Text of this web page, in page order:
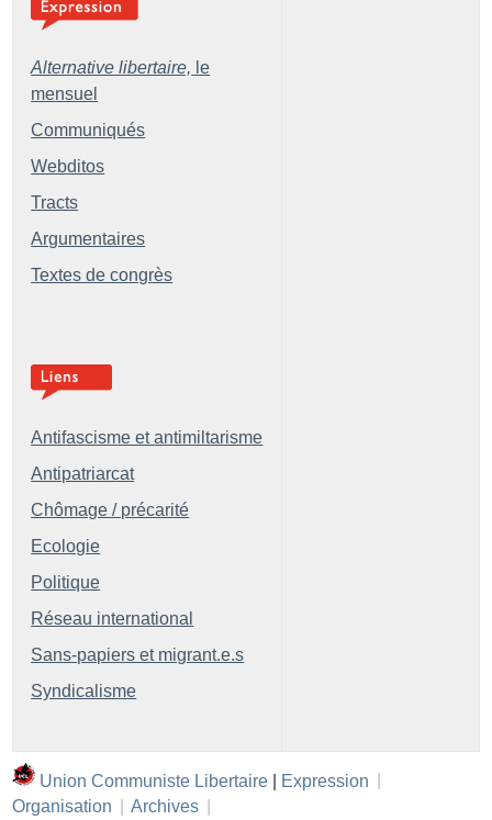
Alternative libertaire, le
mensuel
Communiqués
Webditos
Tracts
Argumentaires
Textes de congrès
Antifascisme et antimiltarisme
Antipatriarcat
Chômage / précarité
Ecologie
Politique
Réseau international
Sans-papiers et migrant.e.s
Syndicalisme
Union Communiste Libertaire Expression
Organisation
Archives